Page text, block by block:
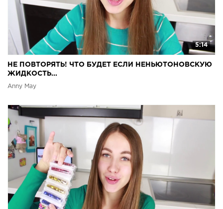
5:14
НЕ ПОВТОРЯТЬ! ЧТО БУДЕТ ЕСЛИ НЕНЬЮТОНОВСКУЮ
ЖИДКОСТЬ...
Anny May